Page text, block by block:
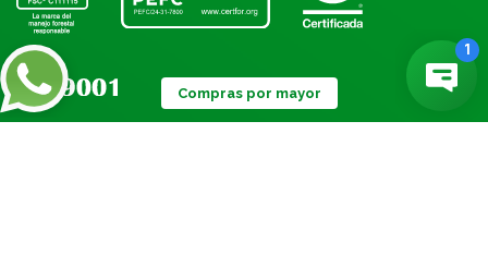
Compras por mayor